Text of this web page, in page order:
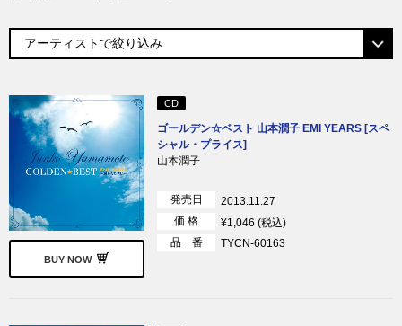
BUY NOW
CD
ゴールデン☆ベスト 山本潤子 EMI YEARS [スペ
シャル・プライス]
山本潤子
発売日
2013.11.27
価 格
¥1,046 (税込)
品 番
TYCN-60163